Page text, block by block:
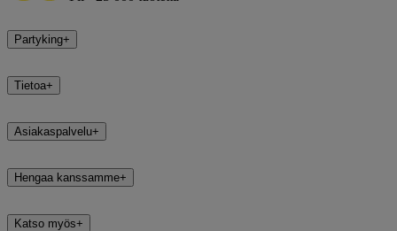
Partyking+
Tietoa+
Asiakaspalvelu+
Hengaa kanssamme+
Katso myös+